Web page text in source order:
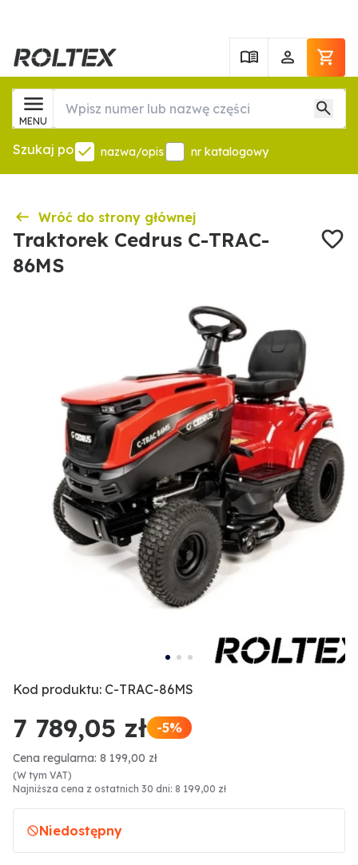
MENU
Szukaj po nazwa/opis nr katalogowy
Wróć do strony głównej
Traktorek Cedrus C-TRAC-
86MS
Kod produktu: C-TRAC-86MS
7 789,05 zł -5%
Cena regularna: 8 199,00 zł
(W tym VAT)
Najniższa cena z ostatnich 30 dni: 8 199,00 zł
Niedostępny